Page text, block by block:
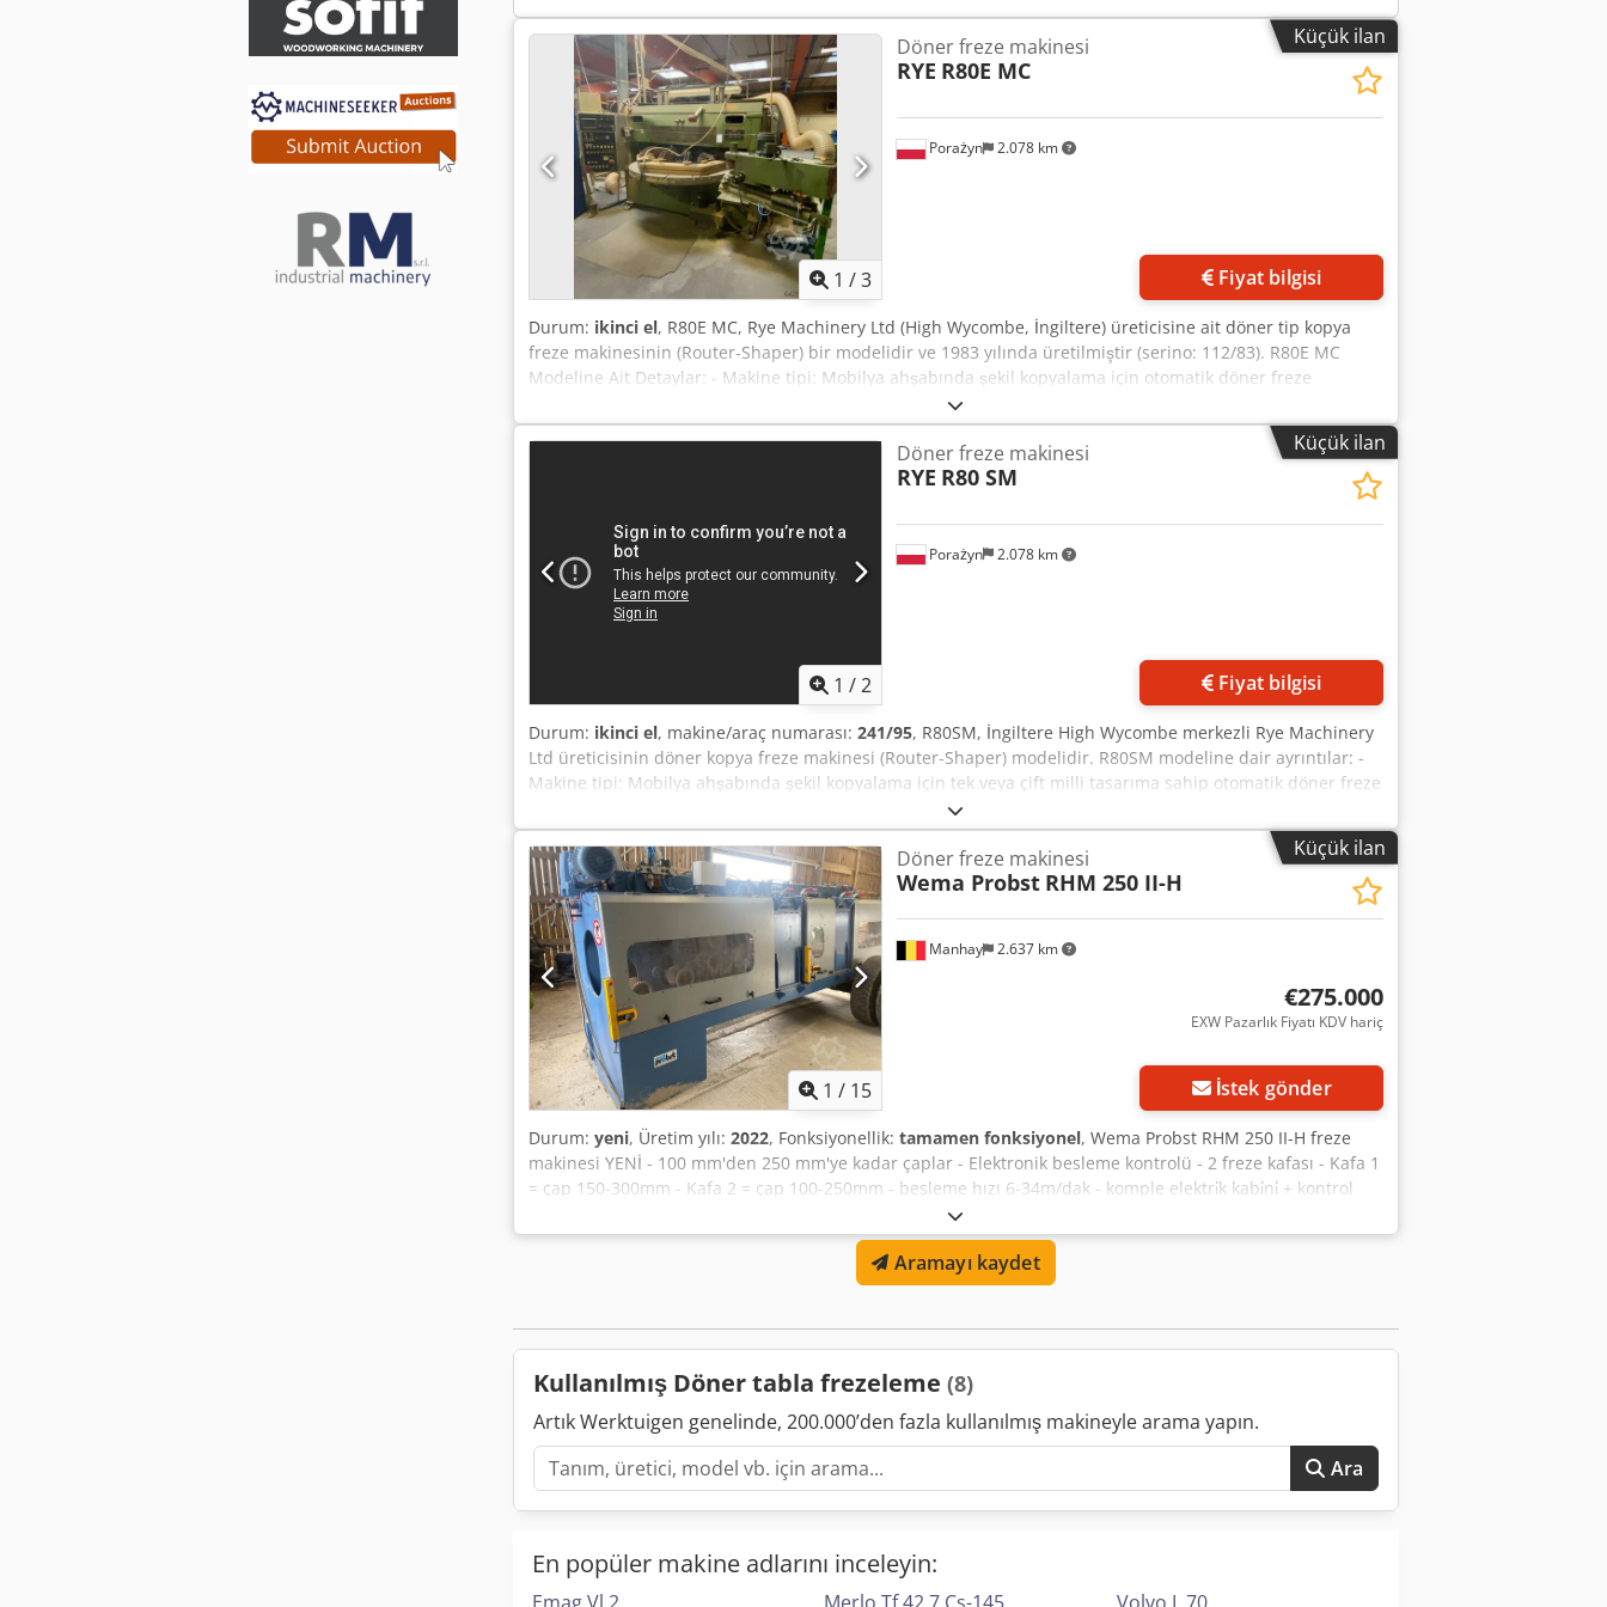
Küçük ilan
1 /3
Porażyn 2.078 km
Döner freze makinesi
RYE R80E MC
Fiyat bilgisi
Durum: ikinci el, R80E MC, Rye Machinery Ltd (High Wycombe, İngiltere) üreticisine ait döner tip kopya
freze makinesinin (Router-Shaper) bir modelidir ve 1983 yılında üretilmiştir (serino: 112/83). R80E MC
Modeline Ait Detaylar: - Makine tipi: Mobilya ahşabında şekil kopyalama için otomatik döner freze
makinesi, tek veya çift milli tasarım (Shaper/Copy Router). - Üretim yılı: 1983 (112/83 – 1983 yılındaki 112.
makine veya Aralık 1983). - Kullanım alanı: Mobilya ayakları, çerçeveler, profillerin işlenmesi – masa
dönüşü, şablonun parçaya kopyalanmasını sağlar. Tipik Teknik Parametreler R80/R80E: - Döner masa çapı:
yaklaşık 1600 mm (benzer R80 SM Speedmax modelindeki gibi). - Motor gücü: mil başına yaklaşık 5–7,5
Akjyrn Rasajck - Yağlama: Tip levhasında belirtildiği gibi – Shell/Telania gres, kırmızı noktalara her gün
uygulanmalı.
Küçük ilan
1 /2
Porażyn 2.078 km
Döner freze makinesi
RYE R80 SM
Fiyat bilgisi
Durum: ikinci el, makine/araç numarası: 241/95, R80SM, İngiltere High Wycombe merkezli Rye Machinery
Ltd üreticisinin döner kopya freze makinesi (Router-Shaper) modelidir. R80SM modeline dair ayrıntılar: -
Makine tipi: Mobilya ahşabında şekil kopyalama için tek veya çift milli tasarıma sahip otomatik döner freze
makinesi (Shaper/Copy Router). - Kullanım: Mobilya ayakları, çerçeve ve profillerin işlenmesi – masa
dönüşüyle şablon iş parçasına kopyalanır. Dsdpoyrphmjfx Akaeck R80'in tipik teknik parametreleri: -
Döner masa çapı: yaklaşık 1600 mm (benzer R80 SM Speedmax modelinde olduğu gibi). - Motor gücü: mil
başına yaklaşık 5–7,5 kW, devir 6000–9000 d/dak. - Masalar: Hidrolik/pnömatik döner, sıkıştırma tertibatlı. -
Yağlama: Tip etiketi gibi – Kırmızı noktalarda günlük olarak Shell/Telania gres yağı.
Küçük ilan
1 / 15
Manhay 2.637 km
Döner freze makinesi
Wema Probst RHM 250 II-H
€275.000
EXW Pazarlık Fiyatı KDV hariç
İstek gönder
Durum: yeni, Üretim yılı: 2022, Fonksiyonellik: tamamen fonksiyonel, Wema Probst RHM 250 II-H freze
makinesi YENİ - 100 mm'den 250 mm'ye kadar çaplar - Elektronik besleme kontrolü - 2 freze kafası - Kafa 1
= çap 150-300mm - Kafa 2 = çap 100-250mm - besleme hızı 6-34m/dak - komple elektri̇k kabi̇ni̇ + kontrol
paneli̇ Wema Probst RHM 250 II-H freze makinesi YENİ - 100 mm'den 250 mm'ye kadar çaplar - Elektronik
besleme kontrolü - 2 freze kafası Dsdpfx Aksubbrysaeck - Kafa 1 = çap 150-300mm - Kafa 2 = çap 100-
250mm - besleme hızı 6-34m/dak - komple elektri̇k kabi̇ni̇ + kontrol paneli̇
Aramayı kaydet
Kullanılmış Döner tabla frezeleme (8)
Artık Werktuigen genelinde, 200.000’den fazla kullanılmış makineyle arama yapın.
Ara
En popüler makine adlarını inceleyin: